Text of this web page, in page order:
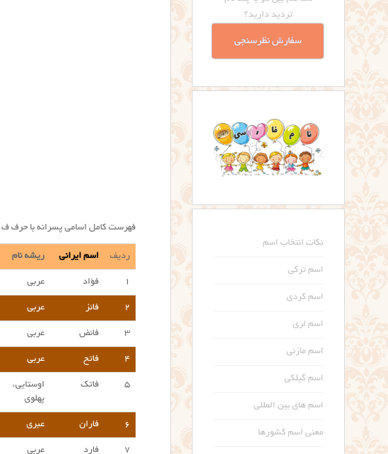
فهرست کامل اسامی پسرانه با حرف ف
ردیف اسم ایرانی ریشه نام
۱ فؤاد عربی
۲ فائز عربی
۳ فائض عربی
۴ فاتح عربی
۵ فاتک
اوستایی،
پهلوی
۶ فاران عبری
۷ فارد عربی
تردید دارید؟
سفارش نظرسنجی
نکات انتخاب اسم
اسم ترکی
اسم کردی
اسم لری
اسم مازنی
اسم گیلکی
اسم های بین المللی
معنی اسم کشورها